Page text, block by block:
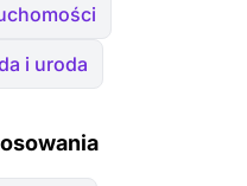
i uroda